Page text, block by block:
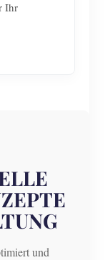
Ihr
und